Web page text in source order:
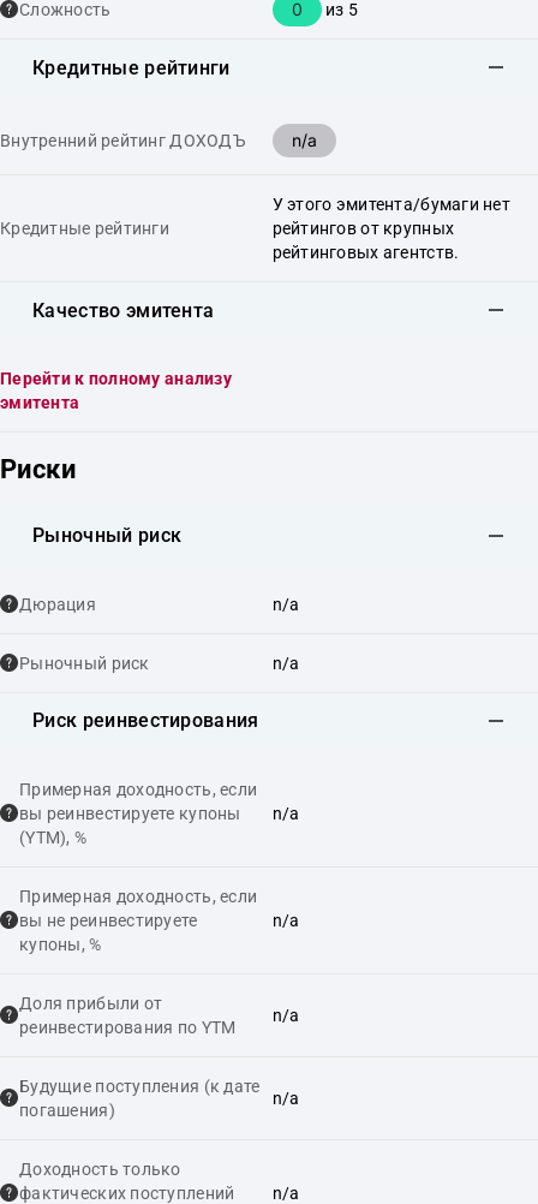
Сложность 0 из 5
Кредитные рейтинги
Внутренний рейтинг ДОХОДЪ n/a
Кредитные рейтинги
У этого эмитента/бумаги нет
рейтингов от крупных
рейтинговых агентств.
Качество эмитента
Перейти к полному анализу
эмитента
Риски
Рыночный риск
Дюрация n/a
Рыночный риск n/a
Риск реинвестирования
Примерная доходность, если
вы реинвестируете купоны
(YTM), %
n/a
Примерная доходность, если
вы не реинвестируете
купоны, %
n/a
Доля прибыли от
реинвестирования по YTM
n/a
Будущие поступления (к дате
погашения)
n/a
Доходность только
фактических поступлений
n/a